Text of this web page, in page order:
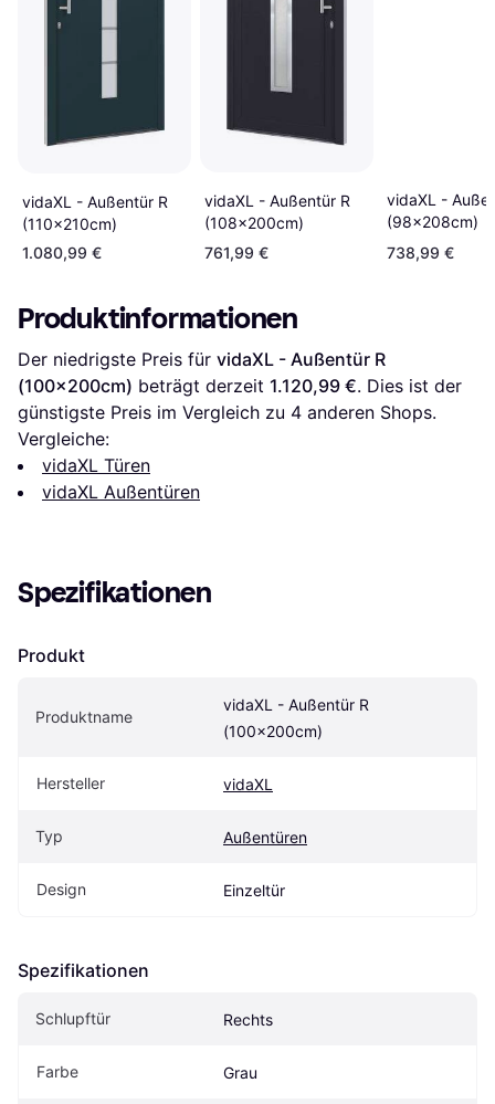
vidaXL - Außentür R
(110x210cm)
1.080,99 €
vidaXL - Außentür R
(108x200cm)
761,99 €
vidaXL -
(98x208cm)
738,99 €
Produktinformationen
Der niedrigste Preis für vidaXL - Außentür R
(100x200cm) beträgt derzeit 1.120,99 €. Dies ist der
günstigste Preis im Vergleich zu 4 anderen Shops.
Vergleiche:
vidaXL Türen
vidaXL Außentüren
Spezifikationen
Produkt
Produktname
vidaXL - Außentür R
(100x200cm)
Hersteller vidaXL
Typ Außentüren
Design Einzeltür
Spezifikationen
Schlupftür Rechts
Farbe Grau